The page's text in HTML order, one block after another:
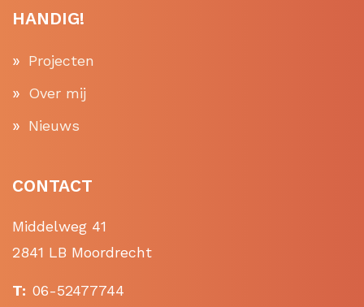
HANDIG!
Projecten
Over mij
Nieuws
CONTACT
Middelweg 41
2841 LB Moordrecht
T: 06-52477744